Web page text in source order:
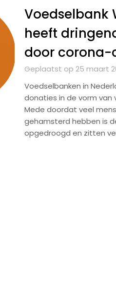
Voedselbank
heeft
door corona-
Geplaatst op 25 maart
Voedselbanken in
donaties in de vorm van
Mede doordat veel
gehamsterd hebben is
opgedroogd en zitten